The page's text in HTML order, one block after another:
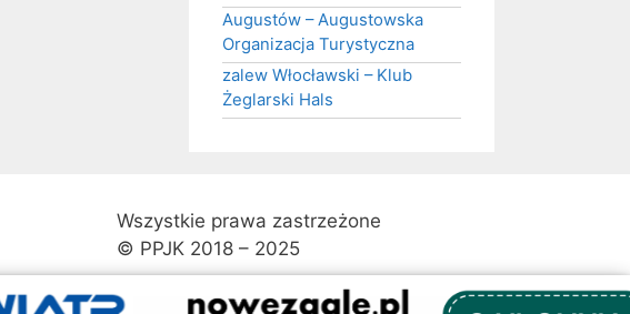
Augustów – Augustowska
Organizacja Turystyczna
zalew Włocławski – Klub
Żeglarski Hals
Wszystkie prawa zastrzeżone
© PPJK 2018 – 2025